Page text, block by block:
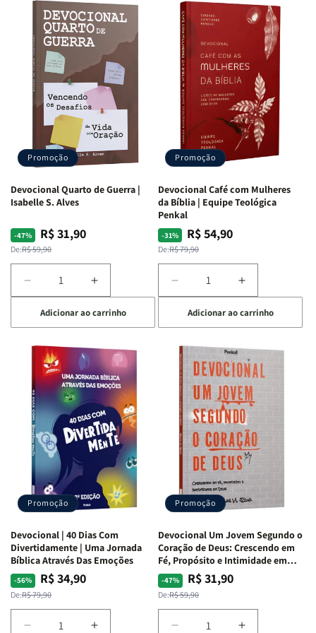
Promoção
Devocional Quarto de Guerra |
Isabelle S. Alves
-47%
Preço
normal
De:R$ 59,90
Preço
promocional
R$ 31,90
Diminuir
a
quantidade
de
Devocional
Quarto
de
Guerra
Isabelle
S.
Alves
Aumentar
a
quantidade
de
Devocional
Quarto
de
Guerra
|
Isabelle
S.
Alves
Adicionar ao carrinho
Promoção
Devocional Café com Mulheres
da Bíblia | Equipe Teológica
Penkal
-31%
Preço
normal
De:R$ 79,90
Preço
promocional
R$ 54,90
Diminuir
a
quantidade
de
Devocional
Café
com
Mulheres
da
Bíblia
Equipe
Teológica
Penkal
Aumentar
a
quantidade
de
Devocional
Café
com
Mulheres
da
Bíblia
|
Equipe
Teológica
Penkal
Adicionar ao carrinho
Promoção
Devocional | 40 Dias Com
Divertidamente | Uma Jornada
Bíblica Através Das Emoções
-56%
Preço
normal
De:R$ 79,90
Preço
promocional
R$ 34,90
Promoção
Devocional Um Jovem Segundo o
Coração de Deus: Crescendo em
Fé, Propósito e Intimidade em
Deus
-47%
Preço
normal
De:R$ 59,90
Preço
promocional
R$ 31,90